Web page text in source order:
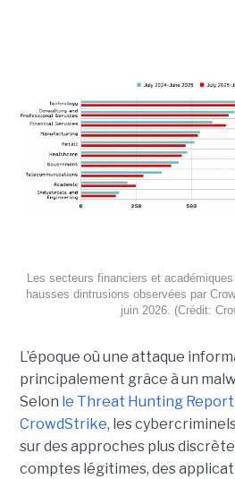
Les secteurs financiers et
hausses dintrusions observées par
juin 2026. (Crédit:
L’époque où une attaque
principalement grâce à un
Selon le Threat Hunting Report
CrowdStrike, les
sur des approches plus
comptes légitimes, des